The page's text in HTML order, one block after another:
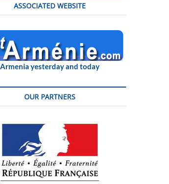
ASSOCIATED WEBSITE
Armenia yesterday and today
OUR PARTNERS